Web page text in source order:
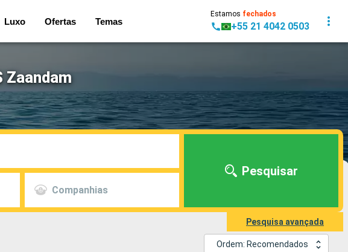
Luxo Ofertas Temas
Estamos fechados
+55 21 4042 0503
Zaandam
Companhias
Pesquisar
Pesquisa avançada
Ordem: Recomendados